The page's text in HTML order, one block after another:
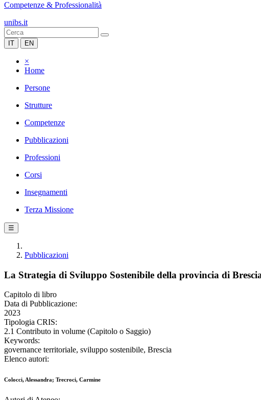
Competenze & Professionalità
unibs.it
IT EN
×
Home
Persone
Strutture
Competenze
Pubblicazioni
Professioni
Corsi
Insegnamenti
Terza Missione
☰
Pubblicazioni
La Strategia di Sviluppo Sostenibile della provincia di
Capitolo di libro
Data di Pubblicazione:
2023
Tipologia CRIS:
2.1 Contributo in volume (Capitolo o Saggio)
Keywords:
governance territoriale, sviluppo sostenibile, Brescia
Elenco autori:
Colocci, Alessandra; Trecroci, Carmine